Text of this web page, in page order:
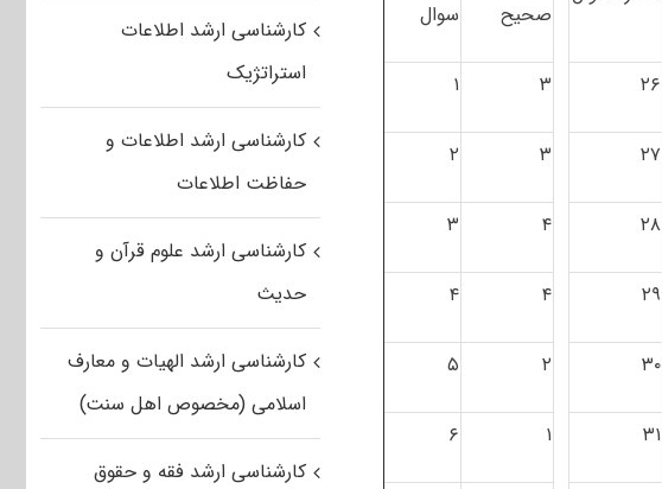
صحیح
سوال
۲۶ ۳ ۱
۲۷ ۳ ۲
۲۸ ۴ ۳
۲۹ ۴ ۴
۳۰ ۲ ۵
۳۱ ۱ ۶
کارشناسی ارشد اطلاعات
استراتژیک
کارشناسی ارشد اطلاعات و
حفاظت اطلاعات
کارشناسی ارشد علوم قرآن و
حدیث
کارشناسی ارشد الهیات و معارف
اسلامی (مخصوص اهل سنت)
کارشناسی ارشد فقه و حقوق